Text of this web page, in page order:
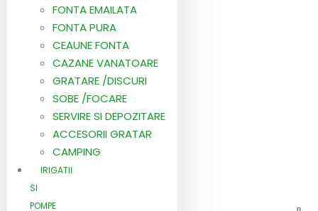
FONTA EMAILATA
FONTA PURA
CEAUNE FONTA
CAZANE VANATOARE
GRATARE /DISCURI
SOBE /FOCARE
SERVIRE SI DEPOZITARE
ACCESORII GRATAR
CAMPING
IRIGATII
SI
POMPE